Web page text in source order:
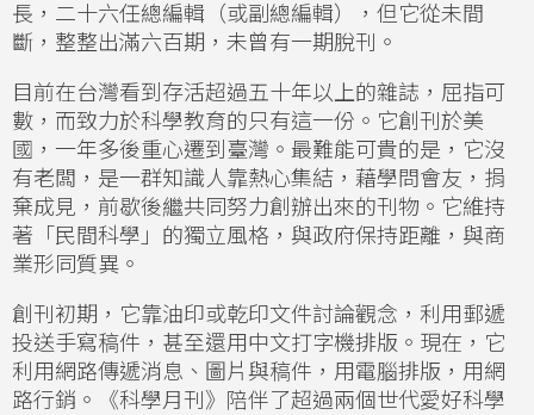
長，二十六任總編輯（或副總編輯），但它從未間
斷，整整出滿六百期，未曾有一期脫刊。
目前在台灣看到存活超過五十年以上的雜誌，屈指可
數，而致力於科學教育的只有這一份。它創刊於美
國，一年多後重心遷到臺灣。最難能可貴的是，它沒
有老闆，是一群知識人靠熱心集結，藉學問會友，捐
棄成見，前歇後繼共同努力創辦出來的刊物。它維持
著「民間科學」的獨立風格，與政府保持距離，與商
業形同質異。
創刊初期，它靠油印或乾印文件討論觀念，利用郵遞
投送手寫稿件，甚至還用中文打字機排版。現在，它
利用網路傳遞消息、圖片與稿件，用電腦排版，用網
路行銷。《科學月刊》陪伴了超過兩個世代愛好科學